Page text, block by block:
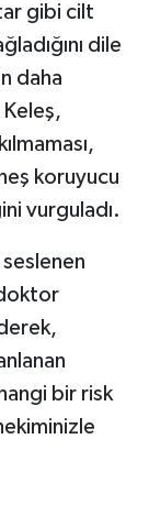
gibi cilt
dile
daha
koruyucu
vurguladı.
seslenen
bir risk